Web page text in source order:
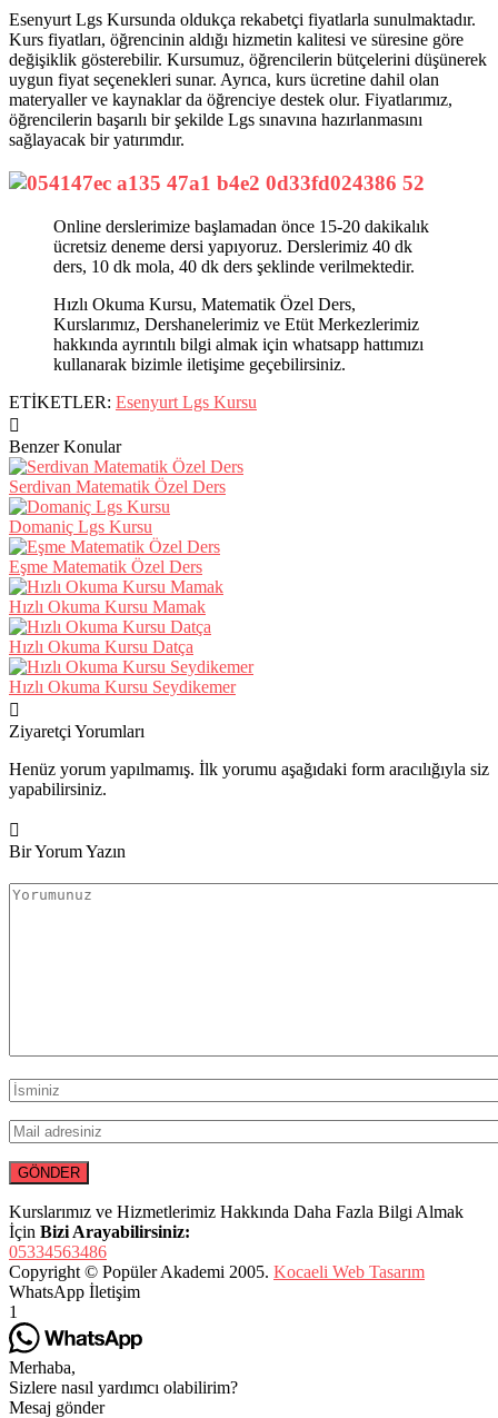
Esenyurt Lgs Kursunda oldukça rekabetçi fiyatlarla sunulmaktadır.
Kurs fiyatları, öğrencinin aldığı hizmetin kalitesi ve süresine göre
değişiklik gösterebilir. Kursumuz, öğrencilerin bütçelerini düşünerek
uygun fiyat seçenekleri sunar. Ayrıca, kurs ücretine dahil olan
materyaller ve kaynaklar da öğrenciye destek olur. Fiyatlarımız,
öğrencilerin başarılı bir şekilde Lgs sınavına hazırlanmasını
sağlayacak bir yatırımdır.
Online derslerimize başlamadan önce 15-20 dakikalık
ücretsiz deneme dersi yapıyoruz. Derslerimiz 40 dk
ders, 10 dk mola, 40 dk ders şeklinde verilmektedir.
Hızlı Okuma Kursu, Matematik Özel Ders,
Kurslarımız, Dershanelerimiz ve Etüt Merkezlerimiz
hakkında ayrıntılı bilgi almak için whatsapp hattımızı
kullanarak bizimle iletişime geçebilirsiniz.
ETİKETLER: Esenyurt Lgs Kursu
Benzer Konular
Serdivan Matematik Özel Ders
Domaniç Lgs Kursu
Eşme Matematik Özel Ders
Hızlı Okuma Kursu Mamak
Hızlı Okuma Kursu Datça
Hızlı Okuma Kursu Seydikemer
Ziyaretçi Yorumları
Henüz yorum yapılmamış. İlk yorumu aşağıdaki form aracılığıyla siz
yapabilirsiniz.
Bir Yorum Yazın
Kurslarımız ve Hizmetlerimiz Hakkında Daha Fazla Bilgi Almak
İçin Bizi Arayabilirsiniz:
05334563486
Copyright © Popüler Akademi 2005. Kocaeli Web Tasarım
WhatsApp İletişim
1
Merhaba,
Sizlere nasıl yardımcı olabilirim?
Mesaj gönder